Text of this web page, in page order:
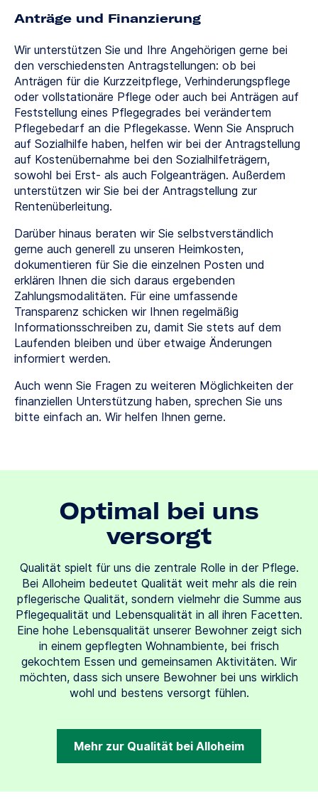
Anträge und Finanzierung
Wir unterstützen Sie und Ihre Angehörigen gerne bei
den verschiedensten Antragstellungen: ob bei
Anträgen für die Kurzzeitpflege, Verhinderungspflege
oder vollstationäre Pflege oder auch bei Anträgen auf
Feststellung eines Pflegegrades bei verändertem
Pflegebedarf an die Pflegekasse. Wenn Sie Anspruch
auf Sozialhilfe haben, helfen wir bei der Antragstellung
auf Kostenübernahme bei den Sozialhilfeträgern,
sowohl bei Erst- als auch Folgeanträgen. Außerdem
unterstützen wir Sie bei der Antragstellung zur
Rentenüberleitung.
Darüber hinaus beraten wir Sie selbstverständlich
gerne auch generell zu unseren Heimkosten,
dokumentieren für Sie die einzelnen Posten und
erklären Ihnen die sich daraus ergebenden
Zahlungsmodalitäten. Für eine umfassende
Transparenz schicken wir Ihnen regelmäßig
Informationsschreiben zu, damit Sie stets auf dem
Laufenden bleiben und über etwaige Änderungen
informiert werden.
Auch wenn Sie Fragen zu weiteren Möglichkeiten der
finanziellen Unterstützung haben, sprechen Sie uns
bitte einfach an. Wir helfen Ihnen gerne.
Optimal bei uns
versorgt
Qualität spielt für uns die zentrale Rolle in der Pflege.
Bei Alloheim bedeutet Qualität weit mehr als die rein
pflegerische Qualität, sondern vielmehr die Summe aus
Pflegequalität und Lebensqualität in all ihren Facetten.
Eine hohe Lebensqualität unserer Bewohner zeigt sich
in einem gepflegten Wohnambiente, bei frisch
gekochtem Essen und gemeinsamen Aktivitäten. Wir
möchten, dass sich unsere Bewohner bei uns wirklich
wohl und bestens versorgt fühlen.
Mehr zur Qualität bei Alloheim